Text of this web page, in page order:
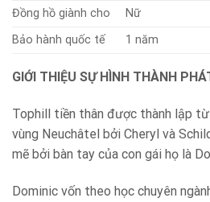
Đồng hồ giành cho
Nữ
Bảo hành quốc tế
1 năm
GIỚI THIỆU SỰ HÌNH THÀNH
Tophill tiền thân được thành lập
vùng Neuchâtel bởi Cheryl và
mẽ bởi bàn tay của con gái họ là
Dominic vốn theo học chuyên